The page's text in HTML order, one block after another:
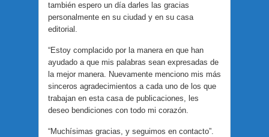
también espero un día darles las gracias
personalmente en su ciudad y en su casa
editorial.
“Estoy complacido por la manera en que han
ayudado a que mis palabras sean expresadas de
la mejor manera. Nuevamente menciono mis más
sinceros agradecimientos a cada uno de los que
trabajan en esta casa de publicaciones, les
deseo bendiciones con todo mi corazón.
“Muchísimas gracias, y seguimos en contacto”.